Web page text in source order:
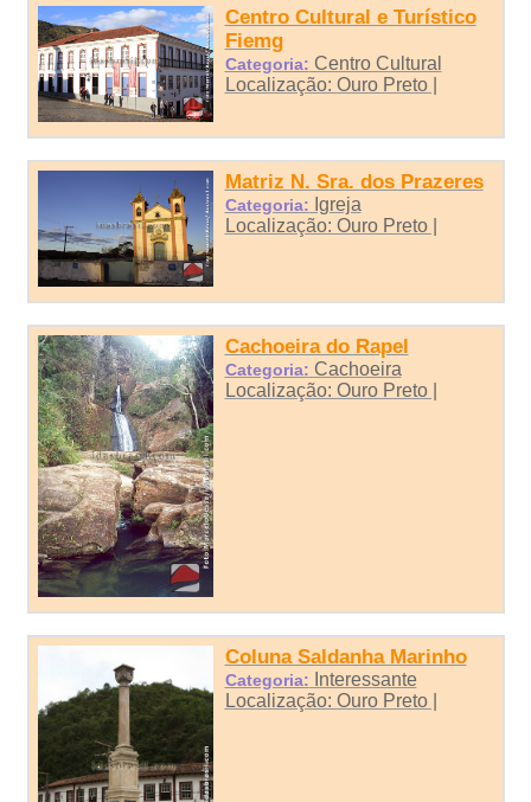
Centro Cultural e Turístico
Fiemg
Categoria: Centro Cultural
Localização: Ouro Preto |
Matriz N. Sra. dos Prazeres
Categoria: Igreja
Localização: Ouro Preto |
Cachoeira do Rapel
Categoria: Cachoeira
Localização: Ouro Preto |
Coluna Saldanha Marinho
Categoria: Interessante
Localização: Ouro Preto |